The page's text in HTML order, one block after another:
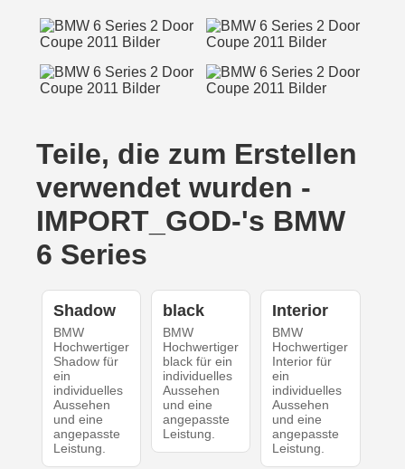
Teile, die zum Erstellen
verwendet wurden -
IMPORT_GOD-'s BMW
6 Series
Shadow
BMW
Hochwertiger
Shadow für
ein
individuelles
Aussehen
und eine
angepasste
Leistung.
black
BMW
Hochwertiger
black für ein
individuelles
Aussehen
und eine
angepasste
Leistung.
Interior
BMW
Hochwertiger
Interior für
ein
individuelles
Aussehen
und eine
angepasste
Leistung.